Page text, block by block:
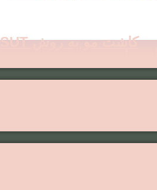
کاشت مو به روش SUT